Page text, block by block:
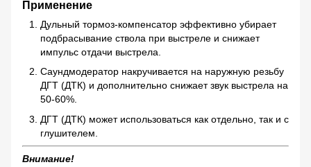
Применение
Дульный тормоз-компенсатор эффективно убирает
подбрасывание ствола при выстреле и снижает
импульс отдачи выстрела.
Саундмодератор накручивается на наружную резьбу
ДГТ (ДТК) и дополнительно снижает звук выстрела на
50-60%.
ДГТ (ДТК) может использоваться как отдельно, так и с
глушителем.
Внимание!